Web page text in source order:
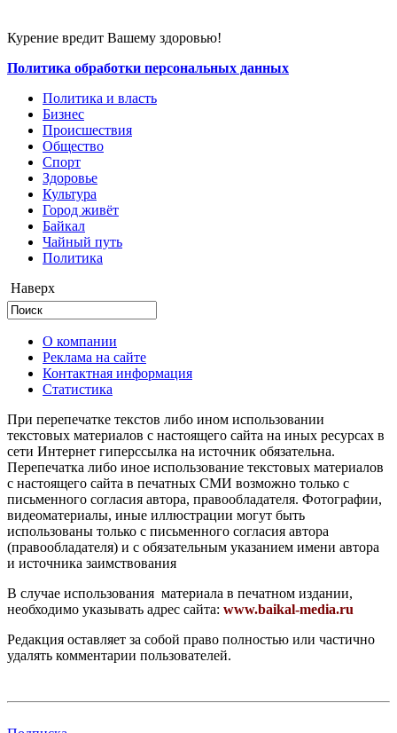
Курение вредит Вашему здоровью!
Политика обработки персональных данных
Политика и власть
Бизнес
Происшествия
Общество
Cпорт
Здоровье
Культура
Город живёт
Байкал
Чайный путь
Политика
Наверх
О компании
Реклама на сайте
Контактная информация
Статистика
При перепечатке текстов либо ином использовании
текстовых материалов с настоящего сайта на иных ресурсах в
сети Интернет гиперссылка на источник обязательна.
Перепечатка либо иное использование текстовых материалов
с настоящего сайта в печатных СМИ возможно только с
письменного согласия автора, правообладателя. Фотографии,
видеоматериалы, иные иллюстрации могут быть
использованы только с письменного согласия автора
(правообладателя) и с обязательным указанием имени автора
и источника заимствования
В случае использования материала в печатном издании,
необходимо указывать адрес сайта: www.baikal-media.ru
Редакция оставляет за собой право полностью или частично
удалять комментарии пользователей.